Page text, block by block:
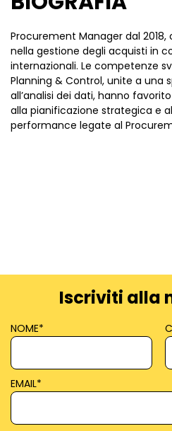
Procurement Manager dal
nella gestione degli acquisti in
internazionali. Le competenze
Planning & Control, unite a una
all’analisi dei dati, hanno
alla pianificazione strategica e
performance legate al
Iscriviti alla
NOME*
EMAIL*